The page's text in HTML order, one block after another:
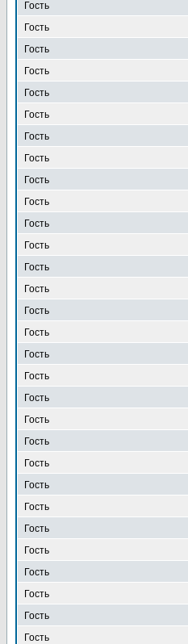
Гость
Гость
Гость
Гость
Гость
Гость
Гость
Гость
Гость
Гость
Гость
Гость
Гость
Гость
Гость
Гость
Гость
Гость
Гость
Гость
Гость
Гость
Гость
Гость
Гость
Гость
Гость
Гость
Гость
Гость